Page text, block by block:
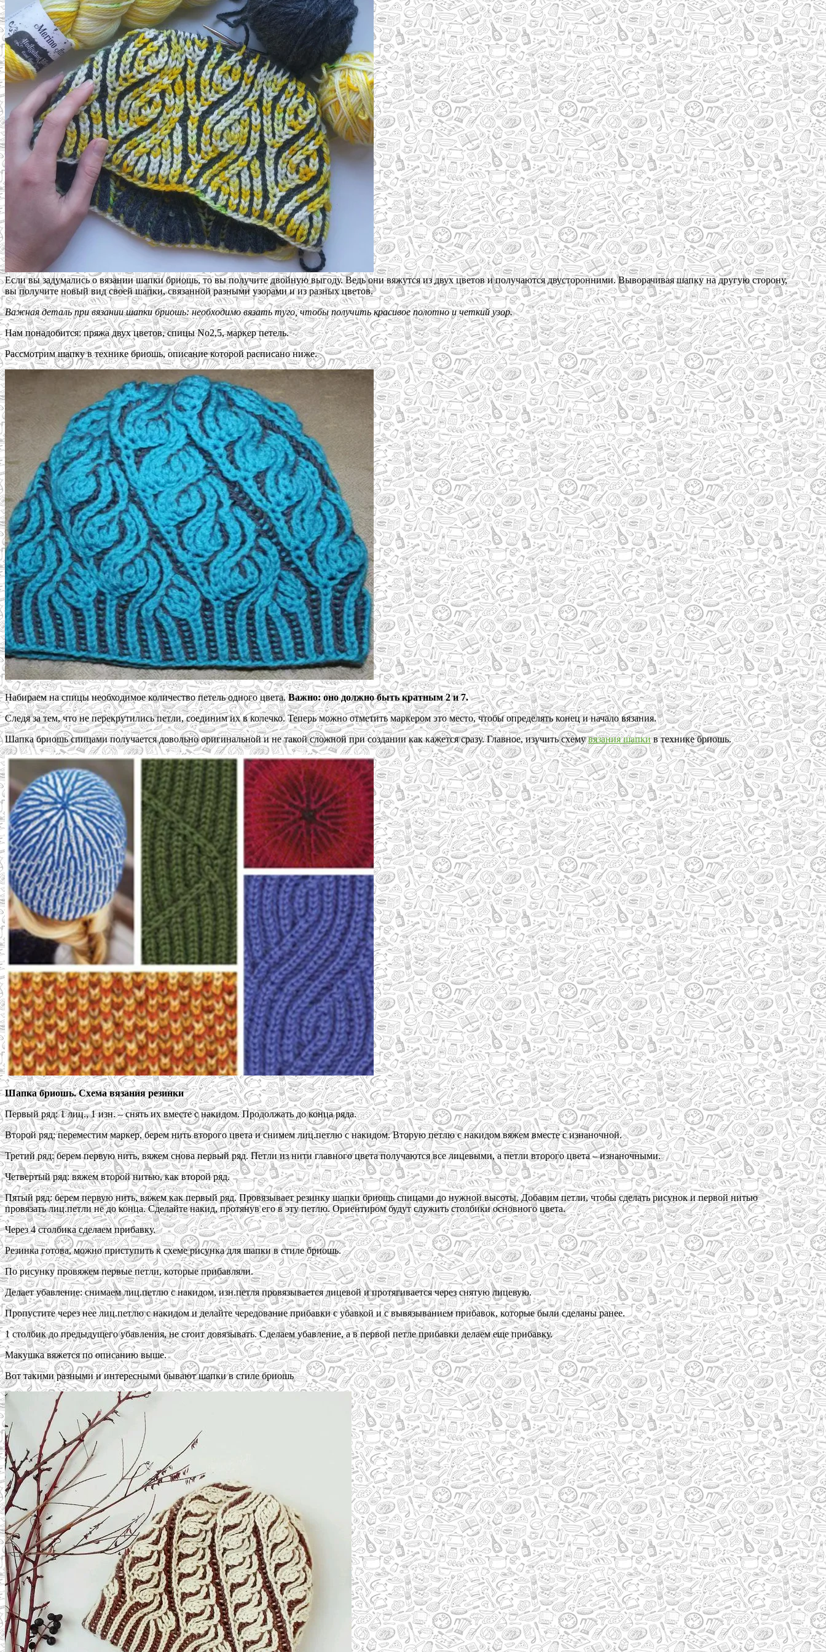
Если вы задумались о вязании шапки бриошь, то вы получите двойную выгоду. Ведь они вяжутся из двух цветов и получаются двусторонними. Выворачивая шапку на другую сторону,
вы получите новый вид своей шапки, связанной разными узорами и из разных цветов.
Важная деталь при вязании шапки бриошь: необходимо вязать туго, чтобы получить красивое полотно и четкий узор.
Нам понадобится: пряжа двух цветов, спицы No2,5, маркер петель.
Рассмотрим шапку в технике бриошь, описание которой расписано ниже.
Набираем на спицы необходимое количество петель одного цвета.Важно: оно должно быть кратным 2 и 7.
Следя за тем, что не перекрутились петли, соединим их в колечко. Теперь можно отметить маркером это место, чтобы определять конец и начало вязания.
Шапка бриошь спицами получается довольно оригинальной и не такой сложной при создании как кажется сразу. Главное, изучить схемувязания шапкив технике бриошь.
Шапка бриошь. Схема вязания резинки
Первый ряд: 1 лиц., 1 изн. – снять их вместе с накидом. Продолжать до конца ряда.
Второй ряд: переместим маркер, берем нить второго цвета и снимем лиц.петлю с накидом. Вторую петлю с накидом вяжем вместе с изнаночной.
Третий ряд: берем первую нить, вяжем снова первый ряд. Петли из нити главного цвета получаются все лицевыми, а петли второго цвета – изнаночными.
Четвертый ряд: вяжем второй нитью, как второй ряд.
Пятый ряд: берем первую нить, вяжем как первый ряд. Провязывает резинку шапки бриошь спицами до нужной высоты. Добавим петли, чтобы сделать рисунок и первой нитью
провязать лиц.петли не до конца. Сделайте накид, протянув его в эту петлю. Ориентиром будут служить столбики основного цвета.
Через 4 столбика сделаем прибавку.
Резинка готова, можно приступить к схеме рисунка для шапки в стиле бриошь.
По рисунку провяжем первые петли, которые прибавляли.
Делает убавление: снимаем лиц.петлю с накидом, изн.петля провязывается лицевой и протягивается через снятую лицевую.
Пропустите через нее лиц.петлю с накидом и делайте чередование прибавки с убавкой и с вывязыванием прибавок, которые были сделаны ранее.
1 столбик до предыдущего убавления, не стоит довязывать. Сделаем убавление, а в первой петле прибавки делаем еще прибавку.
Макушка вяжется по описанию выше.
Вот такими разными и интересными бывают шапки в стиле бриошь